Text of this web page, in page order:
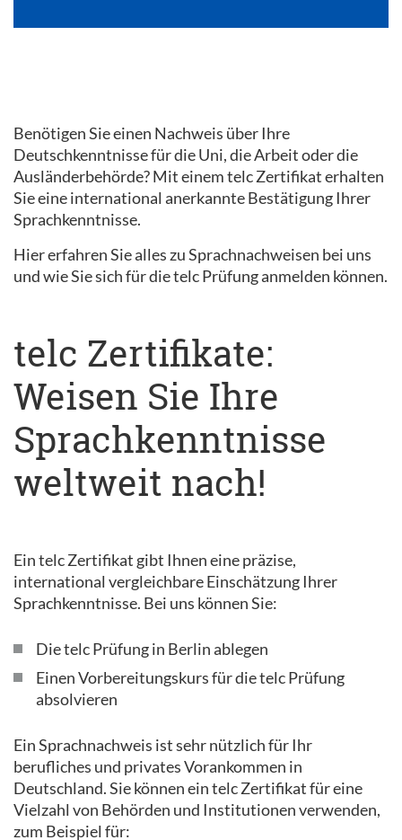
Benötigen Sie einen Nachweis über Ihre
Deutschkenntnisse für die Uni, die Arbeit oder die
Ausländerbehörde? Mit einem telc Zertifikat erhalten
Sie eine international anerkannte Bestätigung Ihrer
Sprachkenntnisse.
Hier erfahren Sie alles zu Sprachnachweisen bei uns
und wie Sie sich für die telc Prüfung anmelden können.
telc Zertifikate:
Weisen Sie Ihre
Sprachkenntnisse
weltweit nach!
Ein telc Zertifikat gibt Ihnen eine präzise,
international vergleichbare Einschätzung Ihrer
Sprachkenntnisse. Bei uns können Sie:
Die telc Prüfung in Berlin ablegen
Einen Vorbereitungskurs für die telc Prüfung
absolvieren
Ein Sprachnachweis ist sehr nützlich für Ihr
berufliches und privates Vorankommen in
Deutschland. Sie können ein telc Zertifikat für eine
Vielzahl von Behörden und Institutionen verwenden,
zum Beispiel für: